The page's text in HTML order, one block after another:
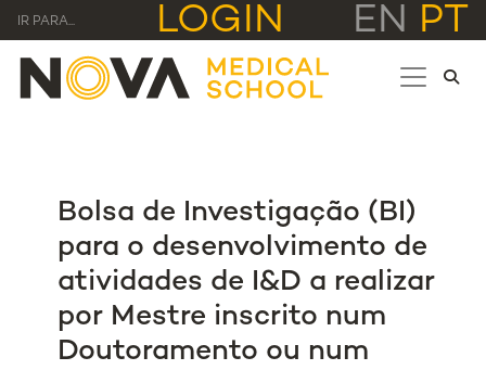
IR PARA... LOGIN EN PT
Bolsa de Investigação (BI)
para o desenvolvimento de
atividades de I&D a realizar
por Mestre inscrito num
Doutoramento ou num